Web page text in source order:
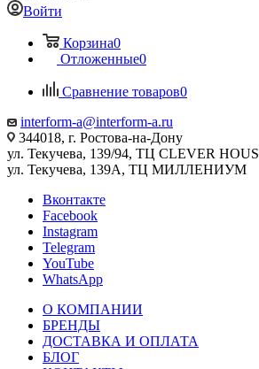
Войти
Корзина0
Отложенные0
Сравнение товаров0
interform-a@interform-a.ru
344018, г. Ростова-на-Дону
ул. Текучева, 139/94, ТЦ CLEVER
ул. Текучева, 139А, ТЦ МИЛЛЕНИУМ
Вконтакте
Facebook
Instagram
Telegram
YouTube
WhatsApp
О КОМПАНИИ
БРЕНДЫ
ДОСТАВКА И ОПЛАТА
БЛОГ